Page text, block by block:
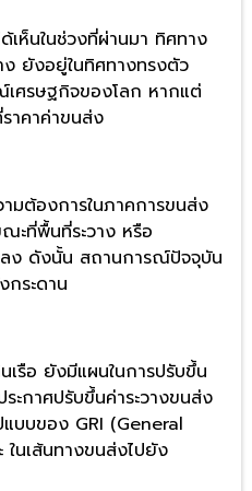
เห็นในช่วงที่ผ่านมา ทิศทาง
ง ยังอยู่ในทิศทางทรงตัว
ศรษฐกิจของโลก หากแต่
าคาค่าขนส่ง
มต้องการในภาคการขนส่ง
ะที่พื้นที่ระวาง หรือ
ง ดังนั้น สถานการณ์ปัจจุบัน
กระดาน
เรือ ยังมีแผนในการปรับขึ้น
ะกาศปรับขึ้นค่าระวางขนส่ง
แบบของ GRI (General
นเส้นทางขนส่งไปยัง